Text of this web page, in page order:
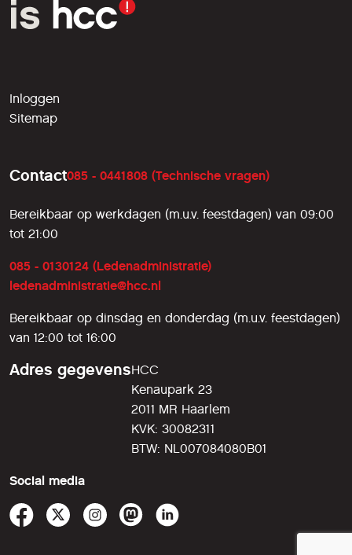
Inloggen
Sitemap
Contact085 - 0441808 (Technische vragen)
Bereikbaar op werkdagen (m.u.v. feestdagen) van 09:00
tot 21:00
085 - 0130124 (Ledenadministratie)
ledenadministratie@hcc.nl
Bereikbaar op dinsdag en donderdag (m.u.v. feestdagen)
van 12:00 tot 16:00
Adres gegevensHCC
Kenaupark 23
2011 MR Haarlem
KVK: 30082311
BTW: NL007084080B01
Social media